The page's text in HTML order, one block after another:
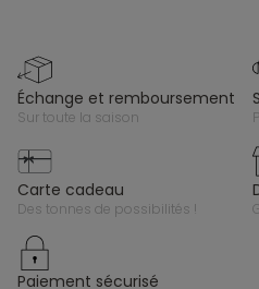
échange et remboursement
sur toute la saison
carte cadeau
des tonnes de possibilités !
paiement sécurisé